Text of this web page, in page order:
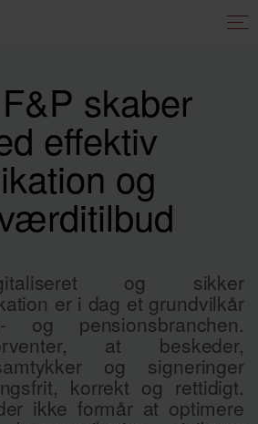
skaber
effektiv
og
og sikker
er i dag et grundvilkår
og pensionsbranchen.
at beskeder,
og signeringer
korrekt og rettidigt.
ikke formår at optimere